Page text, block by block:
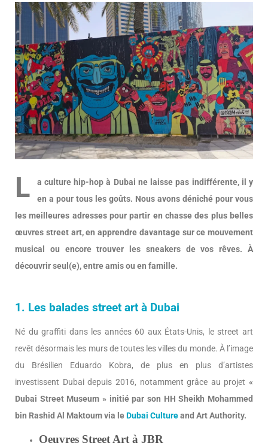
L
a culture hip-hop à Dubai ne laisse pas indifférente, il y
en a pour tous les goûts. Nous avons déniché pour vous
les meilleures adresses pour partir en chasse des plus belles
œuvres street art, en apprendre davantage sur ce mouvement
musical ou encore trouver les sneakers de vos rêves. À
découvrir seul(e), entre amis ou en famille.
1. Les balades street art à Dubai
Né du graffiti dans les années 60 aux États-Unis, le street art
revêt désormais les murs de toutes les villes du monde. À l’image
du Brésilien Eduardo Kobra, de plus en plus d’artistes
investissent Dubai depuis 2016, notamment grâce au projet «
Dubai Street Museum » initié par son HH Sheikh Mohammed
bin Rashid Al Maktoum via leDubai Cultureand Art Authority.
Oeuvres Street Art à JBR